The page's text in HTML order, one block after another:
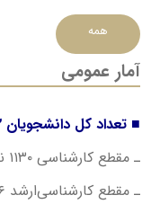
همه
آمار عمومی
■ تعداد کل دانشجویان ۱۳۵۲ نفر
ـ مقطع کارشناسی ۱۱۳۰ نفر
ـ مقطع کارشناسی‌ارشد ۱۵۶ نفر